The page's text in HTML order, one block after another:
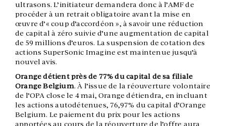
ultrasons. L’initiateur demandera donc à l’AMF de
procéder à un retrait obligatoire avant la mise en
œuvre d’« coup d’accordéon », à savoir une réduction
de capital à zéro suivie d’une augmentation de capital
de 59 millions d’euros. La suspension de cotation des
actions SuperSonic Imagine est maintenue jusqu’à
nouvel avis.
Orange détient près de 77% du capital de sa filiale
Orange Belgium. À l’issue de la réouverture volontaire
de l’OPA close le 4 mai, Orange détiendra, en incluant
les actions autodétenues, 76,97% du capital d’Orange
Belgium. Le paiement du prix pour les actions
apportées au cours de la réouverture de l’offre aura